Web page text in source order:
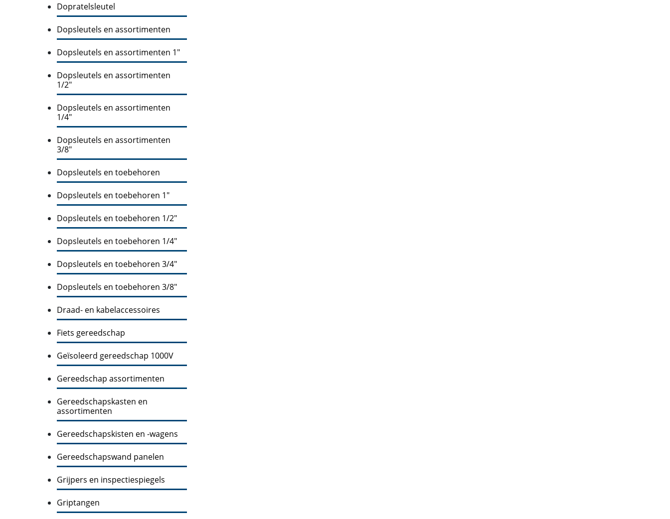
Dopratelsleutel
Dopsleutels en assortimenten
Dopsleutels en assortimenten 1"
Dopsleutels en assortimenten
1/2"
Dopsleutels en assortimenten
1/4"
Dopsleutels en assortimenten
3/8"
Dopsleutels en toebehoren
Dopsleutels en toebehoren 1"
Dopsleutels en toebehoren 1/2"
Dopsleutels en toebehoren 1/4"
Dopsleutels en toebehoren 3/4"
Dopsleutels en toebehoren 3/8"
Draad- en kabelaccessoires
Fiets gereedschap
Geïsoleerd gereedschap 1000V
Gereedschap assortimenten
Gereedschapskasten en
assortimenten
Gereedschapskisten en -wagens
Gereedschapswand panelen
Grijpers en inspectiespiegels
Griptangen